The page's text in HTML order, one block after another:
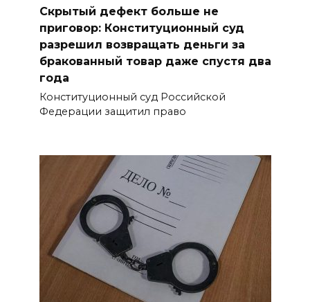
Скрытый дефект больше не
приговор: Конституционный суд
разрешил возвращать деньги за
бракованный товар даже спустя два
года
Конституционный суд Российской
Федерации защитил право